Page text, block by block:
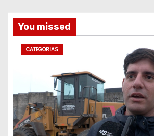
s
You missed
CATEGORIAS